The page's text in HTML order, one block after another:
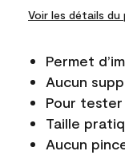
Voir les détails du
Permet
Aucun
Pour
Taille
Aucun